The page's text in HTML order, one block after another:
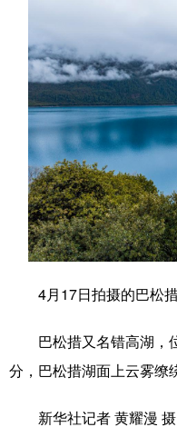
科技 科创
文化 书画
访谈 视频
法律
食品 人居
学术中国 乡村振
4月17日拍摄的巴松措
巴松措又名错高湖，
分，巴松措湖面上云雾缭
新华社记者 黄耀漫 摄